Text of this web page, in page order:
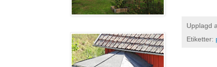
Upplagd
Etiketter: